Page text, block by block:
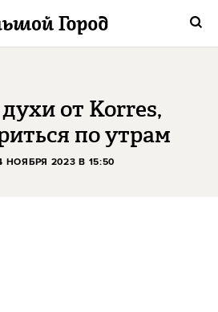
от Korres,
по утрам
НОЯБРЯ 2023 В 15:50